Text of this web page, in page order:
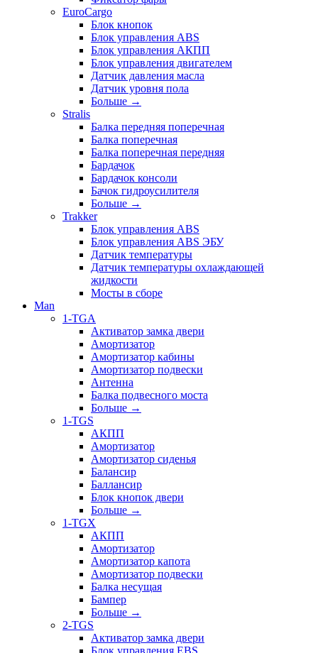
EuroCargo
Блок кнопок
Блок управления ABS
Блок управления АКПП
Блок управления двигателем
Датчик давления масла
Датчик уровня пола
Больше →
Stralis
Балка передняя поперечная
Балка поперечная
Балка поперечная передняя
Бардачок
Бардачок консоли
Бачок гидроусилителя
Больше →
Trakker
Блок управления ABS
Блок управления ABS ЭБУ
Датчик температуры
Датчик температуры охлаждающей
жидкости
Мосты в сборе
Man
1-TGA
Активатор замка двери
Амортизатор
Амортизатор кабины
Амортизатор подвески
Антенна
Балка подвесного моста
Больше →
1-TGS
АКПП
Амортизатор
Амортизатор сиденья
Балансир
Баллансир
Блок кнопок двери
Больше →
1-TGX
АКПП
Амортизатор
Амортизатор капота
Амортизатор подвески
Балка несущая
Бампер
Больше →
2-TGS
Активатор замка двери
Блок управления EBS